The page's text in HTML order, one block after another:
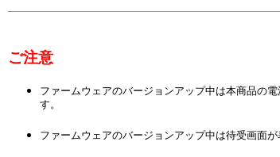
ご注意
ファームウェアのバージョンアップ中は本商品の
す。
ファームウェアのバージョンアップ中は待受画面